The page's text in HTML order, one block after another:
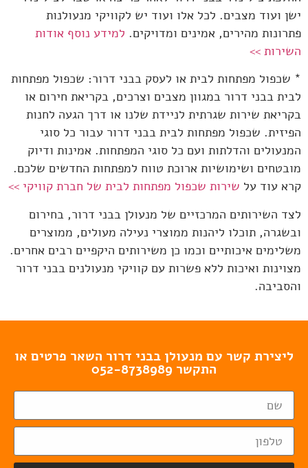
ישן ועוד מצבים. לכל אלו ועוד יש לקוויקי מנעולנות
פתרונות מהירים, אמינים ומדויקים. למידע נוסף אודות
השירות >>
* שכפול מפתחות לבית או לעסק בבני דרור: שכפול מפתחות
לבית בבני דרור במגוון מצבים וצרכים, בקריאת חירום או
בקריאת שירות שגרתית לניידת שלנו או דרך הגעה לחנות
הפיזית. שכפול מפתחות לבית בבני דרור עבור כל סוגי
המנעולים והדלתות ועם כל סוגי המפתחות. אמינות ודיוק
מובטחים ושימושיות ארוכת טווח למפתחות החדשים שלכם.
קרא עוד על שירות שכפול מפתחות לבית של חברת קוויקי >>
לצד השירותים המרכזיים של מנעולן בבני דרור, בחירום
ובשגרה, תוכלו ליהנות ממוצרי נעילה מעולים, ממוצרים
משלימים איכותיים וכמו כן משירותים היקפיים רבים אחרים.
מצוינות ואיכות ללא פשרות עם קוויקי מנעולנים בבני דרור
והסביבה.
ליצירת קשר עם מנעולן בבני דרור השאר פרטים או
התקשר 052-8738989